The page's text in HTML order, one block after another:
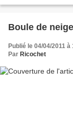
Boule de
Publié le 04/04/2011 à
Par Ricochet